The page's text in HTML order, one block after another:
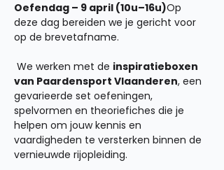
Oefendag – 9 april (10u–16u)Op
deze dag bereiden we je gericht voor
op de brevetafname.
We werken met de inspiratieboxen
van Paardensport Vlaanderen, een
gevarieerde set oefeningen,
spelvormen en theoriefiches die je
helpen om jouw kennis en
vaardigheden te versterken binnen de
vernieuwde rijopleiding.